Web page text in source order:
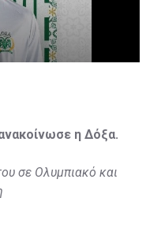
η Δόξα.
σε Ολυμπιακό και